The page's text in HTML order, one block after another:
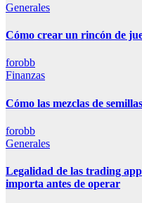
Generales
Cómo crear un rincón de
forobb
Finanzas
Cómo las mezclas de
forobb
Generales
Legalidad de las trading
importa antes de operar